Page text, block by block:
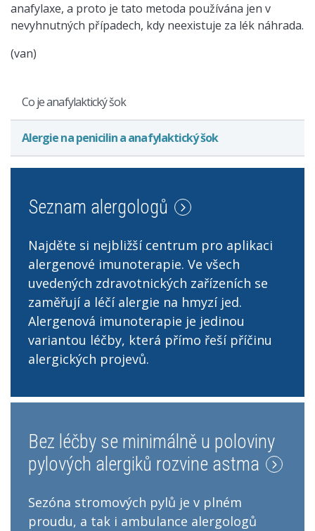
anafylaxe, a proto je tato metoda používána jen v
nevyhnutných případech, kdy neexistuje za lék náhrada.
(van)
Co je anafylaktický šok
Alergie na penicilin a anafylaktický šok
Seznam alergologů
Najděte si nejbližší centrum pro aplikaci
alergenové imunoterapie. Ve všech
uvedených zdravotnických zařízeních se
zaměřují a léčí alergie na hmyzí jed.
Alergenová imunoterapie je jedinou
variantou léčby, která přímo řeší příčinu
alergických projevů.
Bez léčby se minimálně u poloviny
pylových alergiků rozvine astma
Sezóna stromových pylů je v plném
proudu, a tak i ambulance alergologů